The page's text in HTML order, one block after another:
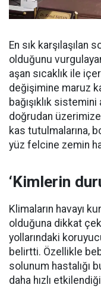
En sık karşılaşılan
olduğunu
aşan sıcaklık ile
değişimine maruz
bağışıklık sistemini
doğrudan
kas tutulmalarına,
yüz felcine zemin
‘Kimlerin
Klimaların havayı
olduğuna dikkat
yollarındaki
belirtti. Özellikle
solunum hastalığı
daha hızlı